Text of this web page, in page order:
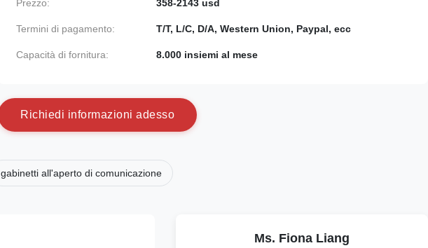
Prezzo: 358-2143 usd
Termini di pagamento: T/T, L/C, D/A, Western Union, Paypal, ecc
Capacità di fornitura: 8.000 insiemi al mese
Richied i informazioni adesso
gabinetti all'aperto di comunicazione
Ms. Fiona Liang